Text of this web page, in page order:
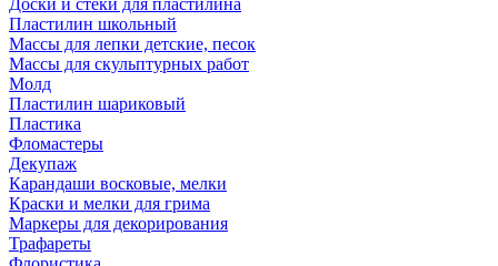
Доски и стеки для пластилина
Пластилин школьный
Массы для лепки детские, песок
Массы для скульптурных работ
Молд
Пластилин шариковый
Пластика
Фломастеры
Декупаж
Карандаши восковые, мелки
Краски и мелки для грима
Маркеры для декорирования
Трафареты